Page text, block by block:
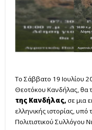
Το Σάββατο 19 Ιουλίου
Θεοτόκου Κανδήλας, θα
της Κανδήλας,σε μια
ελληνικής ιστορίας,
Πολιτιστικού Συλλόγου